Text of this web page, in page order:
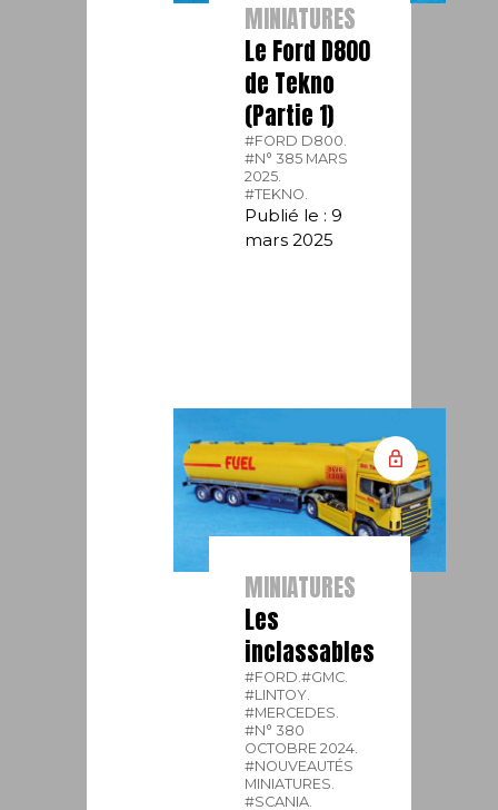
MINIATURES
Le Ford D800
de Tekno
(Partie 1)
#FORD D800.
#N° 385 MARS
2025.
#TEKNO.
Publié le : 9
mars 2025
MINIATURES
Les
inclassables
#FORD.#GMC.
#LINTOY.
#MERCEDES.
#N° 380
OCTOBRE 2024.
#NOUVEAUTÉS
MINIATURES.
#SCANIA.